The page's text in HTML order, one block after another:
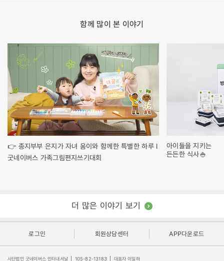
함께 많이 본 이야기
👉 종지부부 은지가 자녀 움이와 함께한 특별한 하루 l
굿네이버스 가족그림편지쓰기대회
아이들을 지키는
든든한 식사🍚
더 많은 이야기 보기
로그인 회원상담센터 APP다운로드
사단법인 굿네이버스 인터내셔날 105-82-13183 대표자 이일하